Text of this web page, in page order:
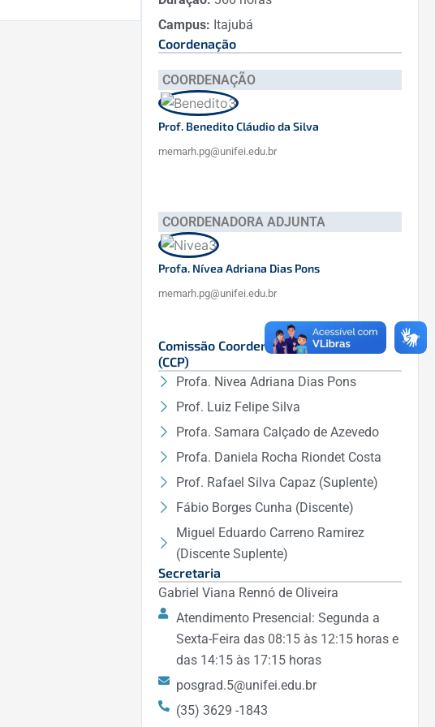
Campus: Itajubá
Coordenação
COORDENAÇÃO
Prof. Benedito Cláudio da Silva
memarh.pg@unifei.edu.br
COORDENADORA ADJUNTA
Profa. Nívea Adriana Dias Pons
memarh.pg@unifei.edu.br
Comissão Coordenadora do Programa
(CCP)
Profa. Nivea Adriana Dias Pons
Prof. Luiz Felipe Silva
Profa. Samara Calçado de Azevedo
Profa. Daniela Rocha Riondet Costa
Prof. Rafael Silva Capaz (Suplente)
Fábio Borges Cunha (Discente)
Miguel Eduardo Carreno Ramirez
(Discente Suplente)
Secretaria
Gabriel Viana Rennó de Oliveira
Atendimento Presencial: Segunda a
Sexta-Feira das 08:15 às 12:15 horas e
das 14:15 às 17:15 horas
posgrad.5@unifei.edu.br
(35) 3629 -1843